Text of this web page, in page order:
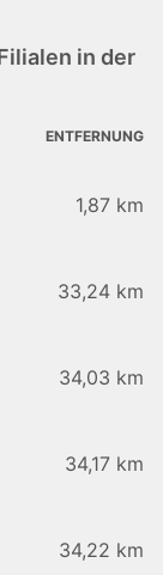
in der
ENTFERNUNG
1,87 km
33,24 km
34,03 km
34,17 km
34,22 km